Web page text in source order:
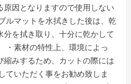
原因となりますので使用しない
ルマットを水拭きした後は、乾
分を拭き取り、十分に乾かして
・素材の特性上、環境によっ
縮みするため、カットの際には
ていただく事をお勧め致しま